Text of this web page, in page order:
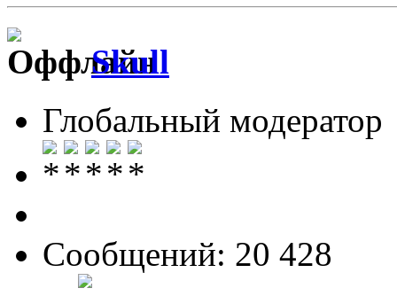
Skull
Глобальный модератор
Сообщений: 20 428